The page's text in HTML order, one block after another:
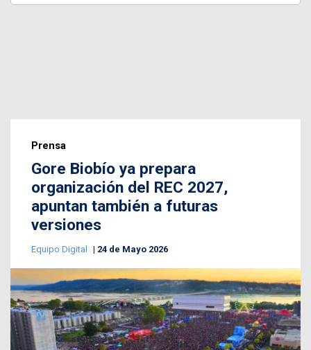
Prensa
Gore Biobío ya prepara
organización del REC 2027,
apuntan también a futuras
versiones
Equipo Digital 24 de Mayo 2026